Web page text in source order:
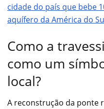
cidade do país que bebe
aquífero da América do
Como a
como um
local?
A reconstrução da ponte